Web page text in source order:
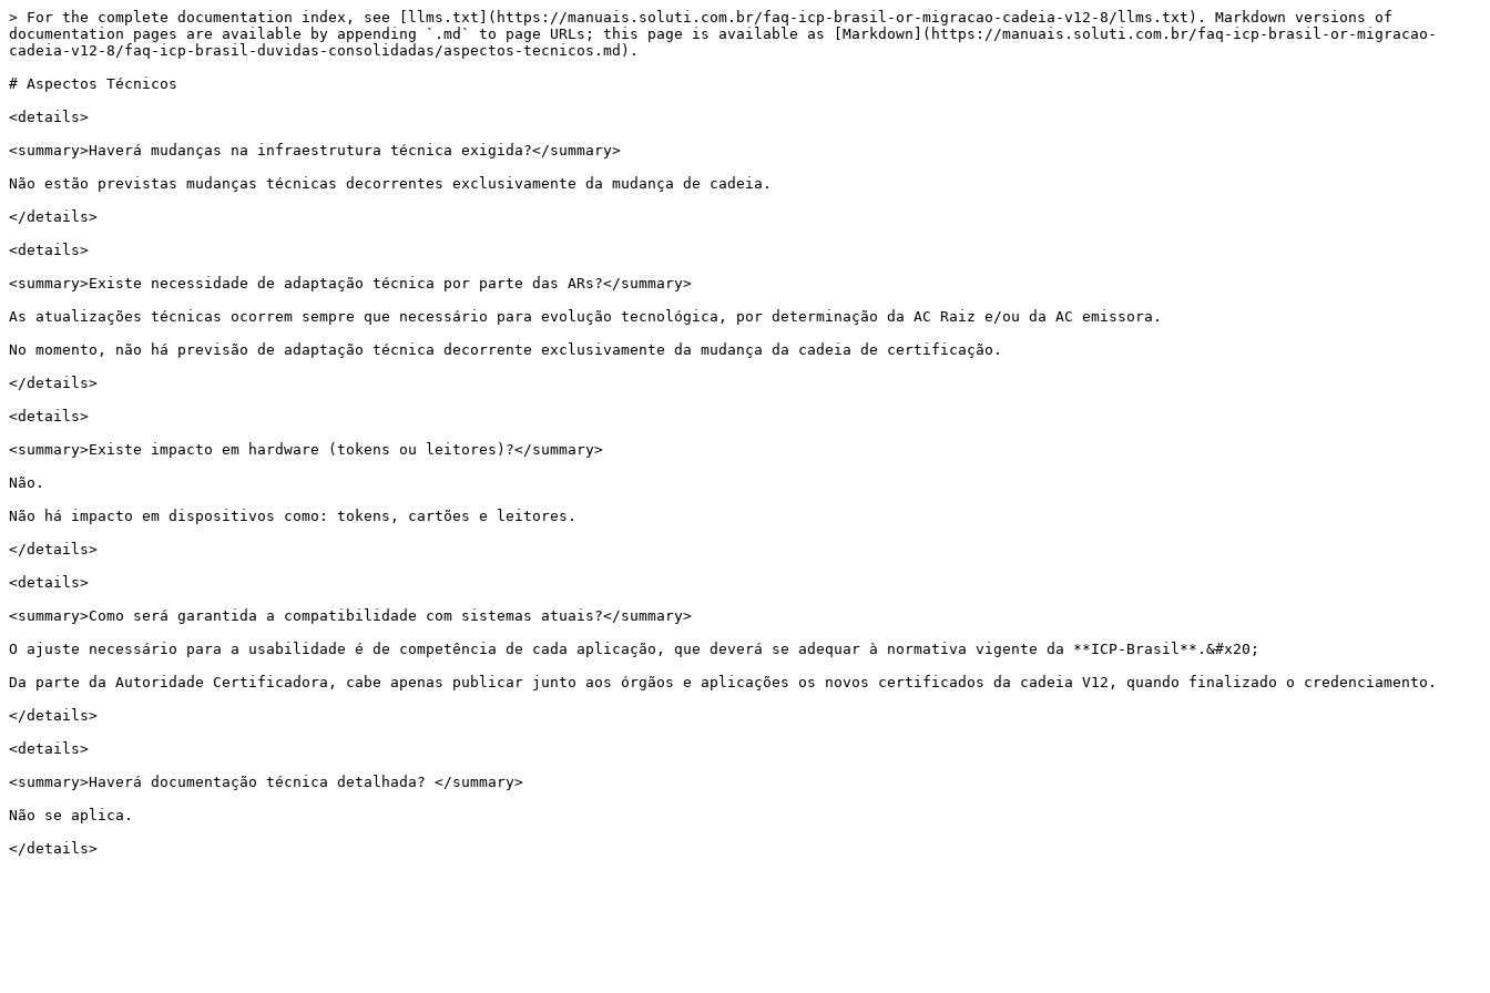
> For the complete documentation index, see [llms.txt](https://manuais.soluti.com.br/faq-icp-brasil-or-migracao-cadeia-v12-8/llms.txt). Markdown versions of
documentation pages are available by appending `.md` to page URLs; this page is available as [Markdown](https://manuais.soluti.com.br/faq-icp-brasil-or-migracao-
cadeia-v12-8/faq-icp-brasil-duvidas-consolidadas/aspectos-tecnicos.md).
# Aspectos Técnicos
<details>
<summary>Haverá mudanças na infraestrutura técnica exigida?</summary>
Não estão previstas mudanças técnicas decorrentes exclusivamente da mudança de cadeia.
</details>
<details>
<summary>Existe necessidade de adaptação técnica por parte das ARs?</summary>
As atualizações técnicas ocorrem sempre que necessário para evolução tecnológica, por determinação da AC Raiz e/ou da AC emissora.
No momento, não há previsão de adaptação técnica decorrente exclusivamente da mudança da cadeia de certificação.
</details>
<details>
<summary>Existe impacto em hardware (tokens ou leitores)?</summary>
Não.
Não há impacto em dispositivos como: tokens, cartões e leitores.
</details>
<details>
<summary>Como será garantida a compatibilidade com sistemas atuais?</summary>
O ajuste necessário para a usabilidade é de competência de cada aplicação, que deverá se adequar à normativa vigente da **ICP-Brasil**.&#x20;
Da parte da Autoridade Certificadora, cabe apenas publicar junto aos órgãos e aplicações os novos certificados da cadeia V12, quando finalizado o credenciamento.
</details>
<details>
<summary>Haverá documentação técnica detalhada? </summary>
Não se aplica.